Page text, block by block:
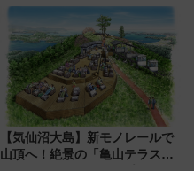
「いつから何が変わるか」徹底
解説！
【気仙沼大島】新モノレールで
山頂へ！絶景の「亀山テラス